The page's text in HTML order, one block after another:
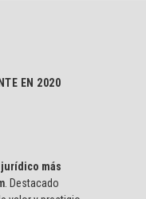
EN 2020
más
. Destacado